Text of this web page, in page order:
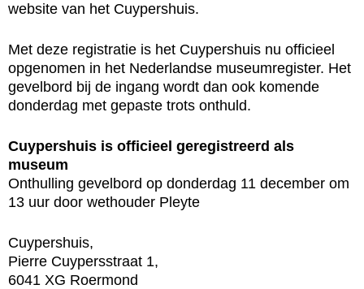
website van het Cuypershuis.
Met deze registratie is het Cuypershuis nu officieel
opgenomen in het Nederlandse museumregister. Het
gevelbord bij de ingang wordt dan ook komende
donderdag met gepaste trots onthuld.
Cuypershuis is officieel geregistreerd als
museum
Onthulling gevelbord op donderdag 11 december om
13 uur door wethouder Pleyte
Cuypershuis,
Pierre Cuypersstraat 1,
6041 XG Roermond